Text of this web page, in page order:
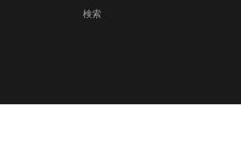
検索